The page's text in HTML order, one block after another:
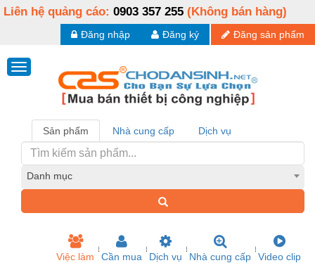
Liên hệ quảng cáo: 0903 357 255 (Không bán hàng)
Đăng sản phẩm
Đăng ký
Đăng nhập
Sản phẩm Nhà cung cấp Dịch vụ
Danh mục
Việc làm Cần mua Dịch vụ Nhà cung cấp Video clip